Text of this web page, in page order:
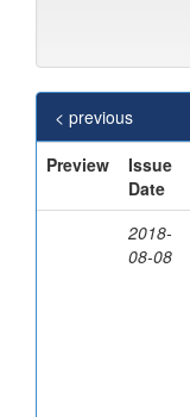
< previous
Preview
Issue
Date
2018-
08-08